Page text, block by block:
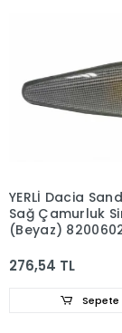
YERLİ Dacia
Sağ Çamurluk
(Beyaz)
276,54 TL
Sepete